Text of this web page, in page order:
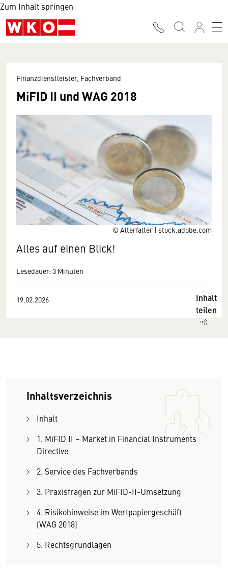
Zum Inhalt springen
© Alterfalter | stock.adobe.com
Finanzdienstleister, Fachverband
MiFID II und WAG 2018
Alles auf einen Blick!
Lesedauer: 3 Minuten
19.02.2026
Inhalt
teilen
Inhaltsverzeichnis
Inhalt
1. MiFID II – Market in Financial Instruments
Directive
2. Service des Fachverbands
3. Praxisfragen zur MiFID-II-Umsetzung
4. Risikohinweise im Wertpapiergeschäft
(WAG 2018)
5. Rechtsgrundlagen